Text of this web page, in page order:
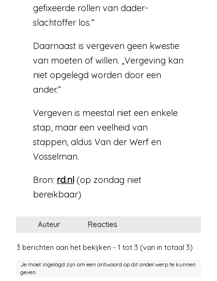
gefixeerde rollen van dader-
slachtoffer los.”
Daarnaast is vergeven geen kwestie
van moeten of willen. „Vergeving kan
niet opgelegd worden door een
ander.”
Vergeven is meestal niet een enkele
stap, maar een veelheid van
stappen, aldus Van der Werf en
Vosselman.
Bron: rd.nl (op zondag niet
bereikbaar)
Auteur Reacties
3 berichten aan het bekijken - 1 tot 3 (van in totaal 3)
Je moet ingelogd zijn om een antwoord op dit onderwerp te kunnen
geven.